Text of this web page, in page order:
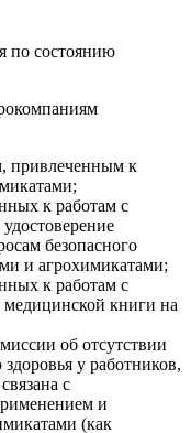
по состоянию
привлеченным к
к работам с
безопасного
и агрохимикатами;
к работам с
книги на
об отсутствии
у работников,
с
и
(как